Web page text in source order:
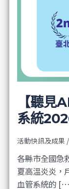
【聽見
系統
活動快訊及成果 /
各縣市全國急
夏高溫炎炎，
血管系統的